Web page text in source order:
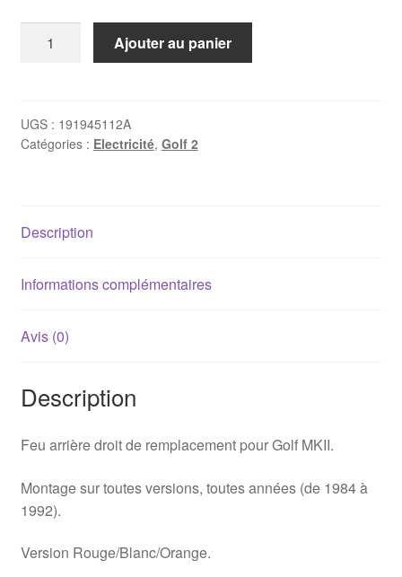
droit
Golf
Ajouter au panier
UGS : 191945112A
Catégories : Electricité, Golf 2
Description
Informations complémentaires
Avis (0)
Description
Feu arrière droit de remplacement pour Golf MKII.
Montage sur toutes versions, toutes années (de 1984 à
1992).
Version Rouge/Blanc/Orange.